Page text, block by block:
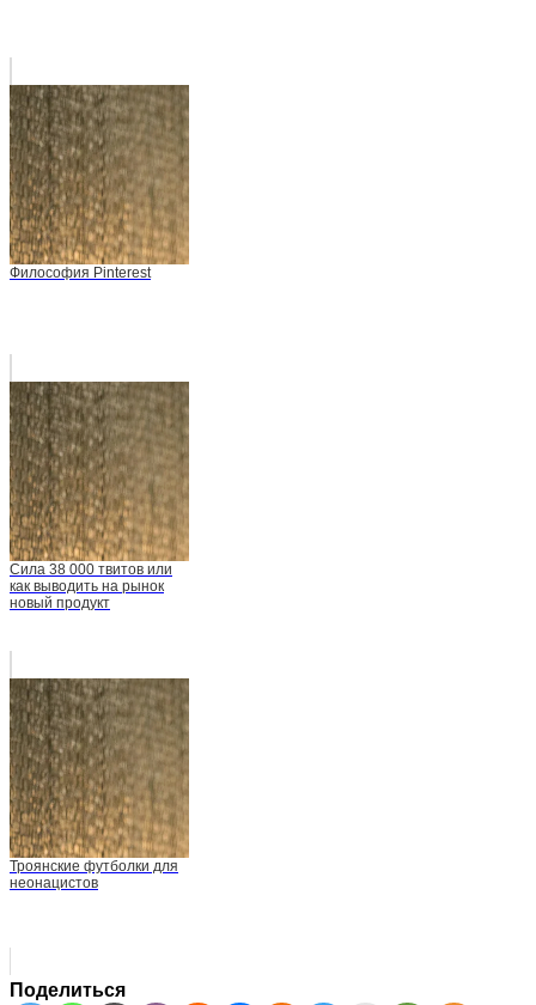
Философия Pinterest
Сила 38 000 твитов или
как выводить на рынок
новый продукт
Троянские футболки для
неонацистов
Поделиться